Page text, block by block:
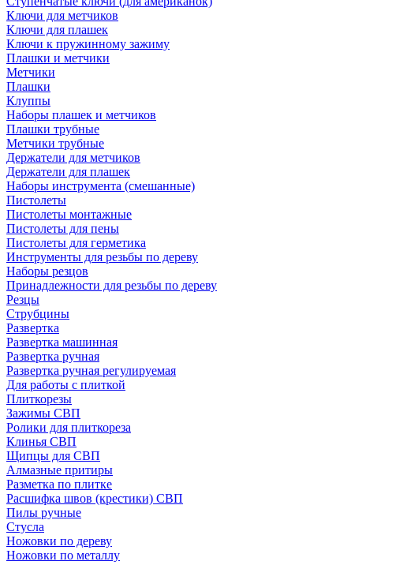
Ключи для метчиков
Ключи для плашек
Ключи к пружинному зажиму
Плашки и метчики
Метчики
Плашки
Клуппы
Наборы плашек и метчиков
Плашки трубные
Метчики трубные
Держатели для метчиков
Держатели для плашек
Наборы инструмента (смешанные)
Пистолеты
Пистолеты монтажные
Пистолеты для пены
Пистолеты для герметика
Инструменты для резьбы по дереву
Наборы резцов
Принадлежности для резьбы по дереву
Резцы
Струбцины
Развертка
Развертка машинная
Развертка ручная
Развертка ручная регулируемая
Для работы с плиткой
Плиткорезы
Зажимы СВП
Ролики для плиткореза
Клинья СВП
Щипцы для СВП
Алмазные притиры
Разметка по плитке
Расшифка швов (крестики) СВП
Пилы ручные
Стусла
Ножовки по дереву
Ножовки по металлу